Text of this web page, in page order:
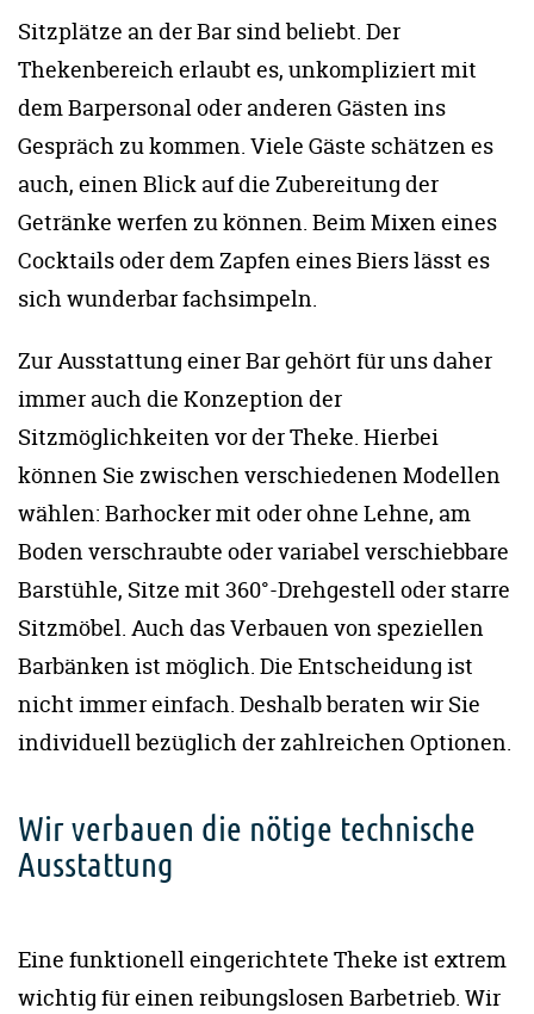
Sitzplätze an der Bar sind beliebt. Der
Thekenbereich erlaubt es, unkompliziert mit
dem Barpersonal oder anderen Gästen ins
Gespräch zu kommen. Viele Gäste schätzen es
auch, einen Blick auf die Zubereitung der
Getränke werfen zu können. Beim Mixen eines
Cocktails oder dem Zapfen eines Biers lässt es
sich wunderbar fachsimpeln.
Zur Ausstattung einer Bar gehört für uns daher
immer auch die Konzeption der
Sitzmöglichkeiten vor der Theke. Hierbei
können Sie zwischen verschiedenen Modellen
wählen: Barhocker mit oder ohne Lehne, am
Boden verschraubte oder variabel verschiebbare
Barstühle, Sitze mit 360°-Drehgestell oder starre
Sitzmöbel. Auch das Verbauen von speziellen
Barbänken ist möglich. Die Entscheidung ist
nicht immer einfach. Deshalb beraten wir Sie
individuell bezüglich der zahlreichen Optionen.
Wir verbauen die nötige technische
Ausstattung
Eine funktionell eingerichtete Theke ist extrem
wichtig für einen reibungslosen Barbetrieb. Wir